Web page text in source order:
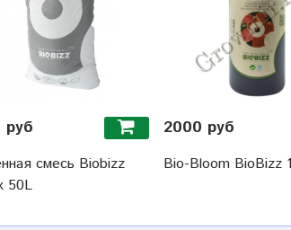
смесь Biobizz
50L
2000 руб
Bio-Bloom BioBizz